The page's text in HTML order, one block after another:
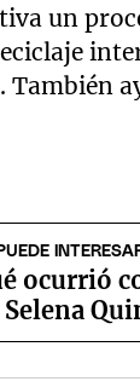
un
ocurrió
Selena